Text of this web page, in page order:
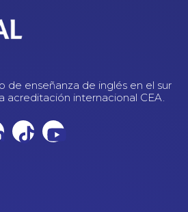
de enseñanza de inglés en el sur
acreditación internacional CEA.